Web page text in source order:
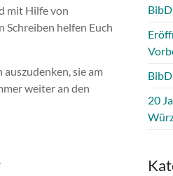
mit Hilfe von
Schreiben helfen Euch
sie am
weiter an den
20